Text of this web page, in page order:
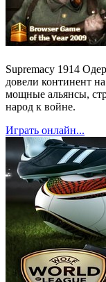
Supremacy 1914
довели континент
мощные альянсы,
народ к войне.
Играть онлайн...